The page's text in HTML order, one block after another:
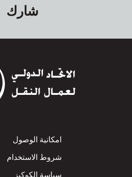
شارك
Footer
امكانية الوصول
شروط الاستخدام
سياسة الكوكيز